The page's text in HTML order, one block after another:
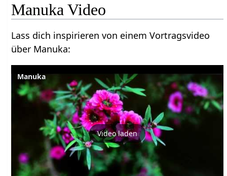
Manuka Video
Lass dich inspirieren von einem Vortragsvideo
über Manuka:
Manuka
Video laden